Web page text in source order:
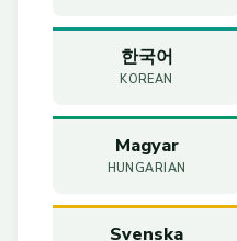
한국어
KOREAN
Magyar
HUNGARIAN
Svenska